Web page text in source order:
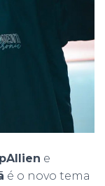
e
é o novo tema